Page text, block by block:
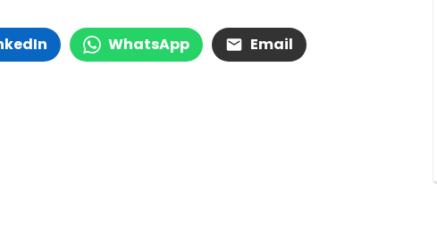
WhatsApp Email